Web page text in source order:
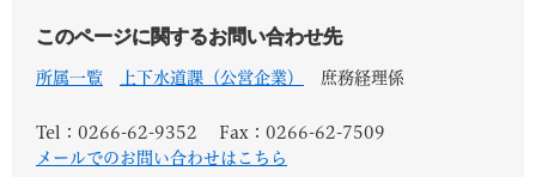
このページに関するお問い合わせ先
所属一覧 上下水道課（公営企業） 庶務経理係
Tel：0266-62-9352
Fax：0266-62-7509
メールでのお問い合わせはこちら